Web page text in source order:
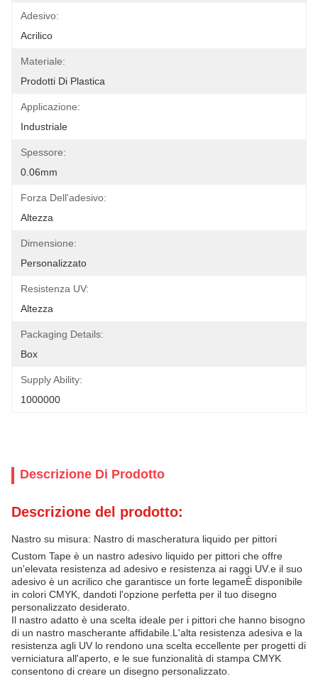
Adesivo:
Acrilico
Materiale:
Prodotti Di Plastica
Applicazione:
Industriale
Spessore:
0.06mm
Forza Dell'adesivo:
Altezza
Dimensione:
Personalizzato
Resistenza UV:
Altezza
Packaging Details:
Box
Supply Ability:
1000000
Descrizione Di Prodotto
Descrizione del prodotto:
Nastro su misura: Nastro di mascheratura liquido per pittori
Custom Tape è un nastro adesivo liquido per pittori che offre
un'elevata resistenza ad adesivo e resistenza ai raggi UV.e il suo
adesivo è un acrilico che garantisce un forte legameÈ disponibile
in colori CMYK, dandoti l'opzione perfetta per il tuo disegno
personalizzato desiderato.
Il nastro adatto è una scelta ideale per i pittori che hanno bisogno
di un nastro mascherante affidabile.L'alta resistenza adesiva e la
resistenza agli UV lo rendono una scelta eccellente per progetti di
verniciatura all'aperto, e le sue funzionalità di stampa CMYK
consentono di creare un disegno personalizzato.